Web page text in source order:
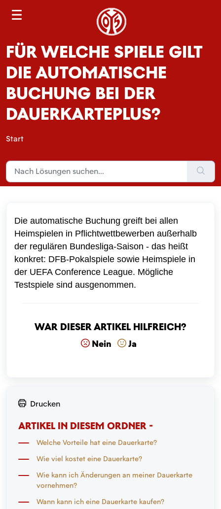
FÜR WELCHE SPIELE GILT
DIE AUTOMATISCHE
BUCHUNG BEI DER
DAUERKARTEPLUS?
Start
Die automatische Buchung greift bei allen
Heimspielen in Pflichtwettbewerben außerhalb
der regulären Bundesliga-Saison - das heißt
konkret: DFB-Pokalspiele sowie Heimspiele in
der UEFA Conference League. Mögliche
Testspiele sind ausgenommen.
War dieser Artikel hilfreich?
Nein Ja
Drucken
ARTIKEL IN DIESEM ORDNER -
Welche Vorteile hat eine Dauerkarte?
Wie viel kostet eine Dauerkarte?
Wie kann ich Änderungen an meiner Dauerkarte
vornehmen?
Wann kann ich eine Dauerkarte kaufen?